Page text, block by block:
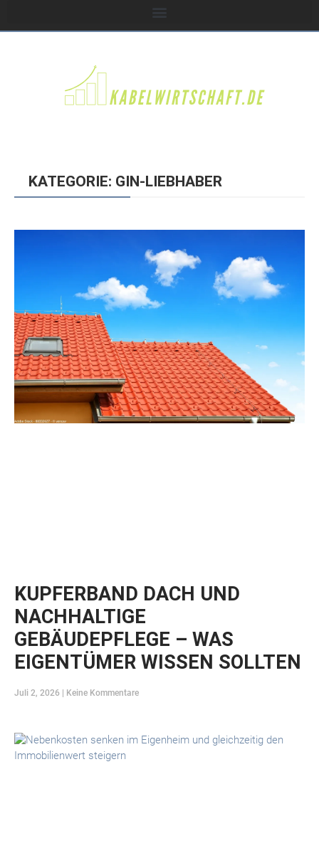
KATEGORIE: GIN-LIEBHABER
KUPFERBAND DACH UND
NACHHALTIGE
GEBÄUDEPFLEGE – WAS
EIGENTÜMER WISSEN SOLLTEN
Juli 2, 2026 Keine Kommentare